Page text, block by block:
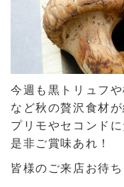
今週も黒トリュフ
など秋の贅沢食材が
プリモやセコンド
是非ご賞味あれ！
皆様のご来店お待ち